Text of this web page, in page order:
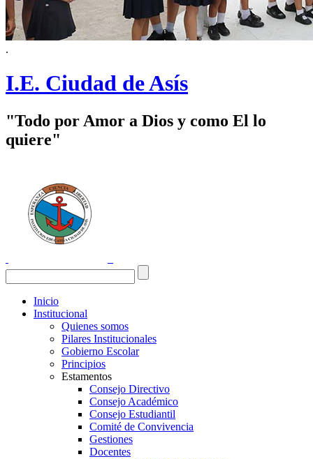
.
I.E. Ciudad de Asís
"Todo por Amor a Dios y como El lo
quiere"
Inicio
Institucional
Quienes somos
Pilares Institucionales
Gobierno Escolar
Principios
Estamentos
Consejo Directivo
Consejo Académico
Consejo Estudiantil
Comité de Convivencia
Gestiones
Docentes